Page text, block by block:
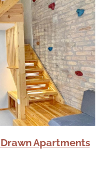
Apartments